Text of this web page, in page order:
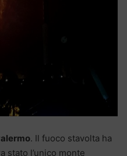
. Il fuoco stavolta ha
stato l’unico monte